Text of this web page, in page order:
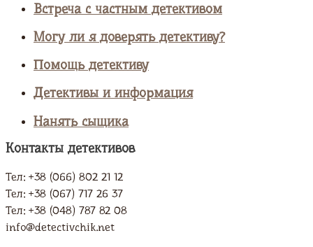
Встреча с частным детективом
Могу ли я доверять детективу?
Помощь детективу
Детективы и информация
Нанять сыщика
Контакты детективов
Тел: +38 (066) 802 21 12
Тел: +38 (067) 717 26 37
Тел: +38 (048) 787 82 08
info@detectivchik.net